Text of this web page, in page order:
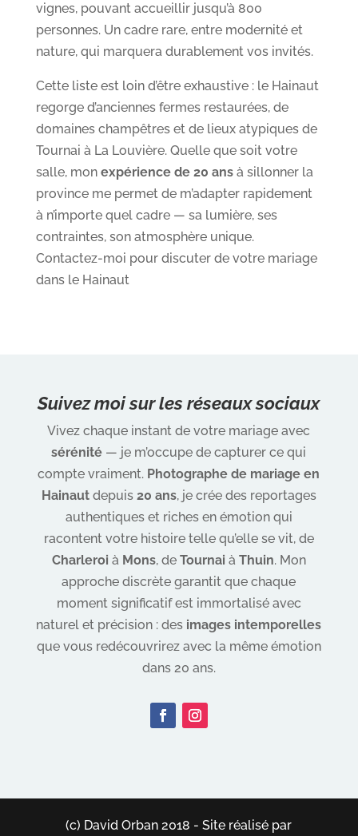
vignes, pouvant accueillir jusqu’à 800
personnes. Un cadre rare, entre modernité et
nature, qui marquera durablement vos invités.
Cette liste est loin d’être exhaustive : le Hainaut
regorge d’anciennes fermes restaurées, de
domaines champêtres et de lieux atypiques de
Tournai à La Louvière. Quelle que soit votre
salle, mon expérience de 20 ansà sillonner la
province me permet de m’adapter rapidement
à n’importe quel cadre — sa lumière, ses
contraintes, son atmosphère unique.
Contactez-moi pour discuter de votre mariage
dans le Hainaut
Suivez moi sur les réseaux sociaux
Vivez chaque instant de votre mariage avec
sérénité — je m’occupe de capturer ce qui
compte vraiment. Photographe de mariage en
Hainautdepuis 20 ans, je crée des reportages
authentiques et riches en émotion qui
racontent votre histoire telle qu’elle se vit, de
Charleroi à Mons, de Tournai à Thuin. Mon
approche discrète garantit que chaque
moment significatif est immortalisé avec
naturel et précision : des images intemporelles
que vous redécouvrirez avec la même émotion
dans 20 ans.
(c) David Orban 2018 - Site réalisé par